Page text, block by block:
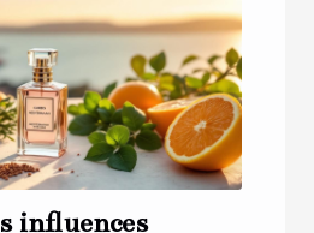
influences